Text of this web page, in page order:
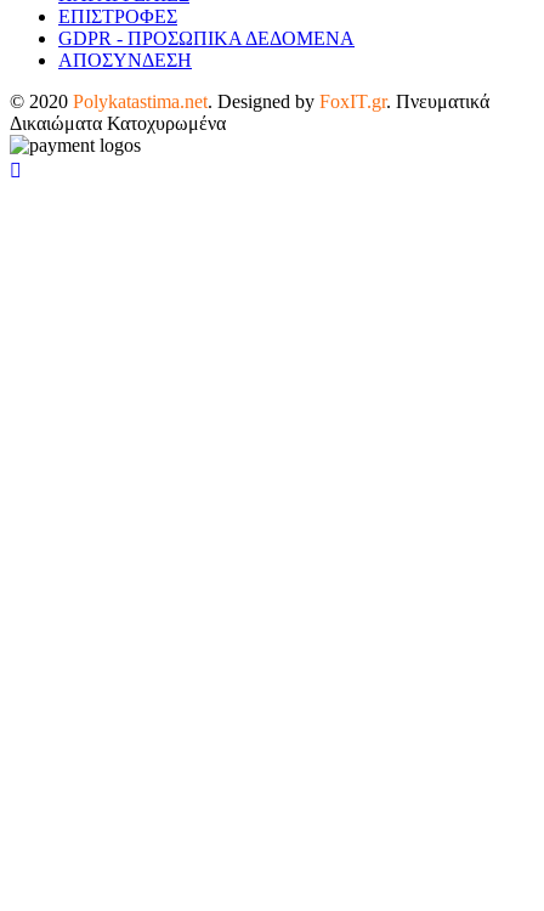
ΕΠΙΣΤΡΟΦΕΣ
GDPR - ΠΡΟΣΩΠΙΚΑ ΔΕΔΟΜΕΝΑ
ΑΠΟΣΥΝΔΕΣΗ
© 2020 Polykatastima.net. Designed by FoxIT.gr. Πνευματικά
Δικαιώματα Κατοχυρωμένα